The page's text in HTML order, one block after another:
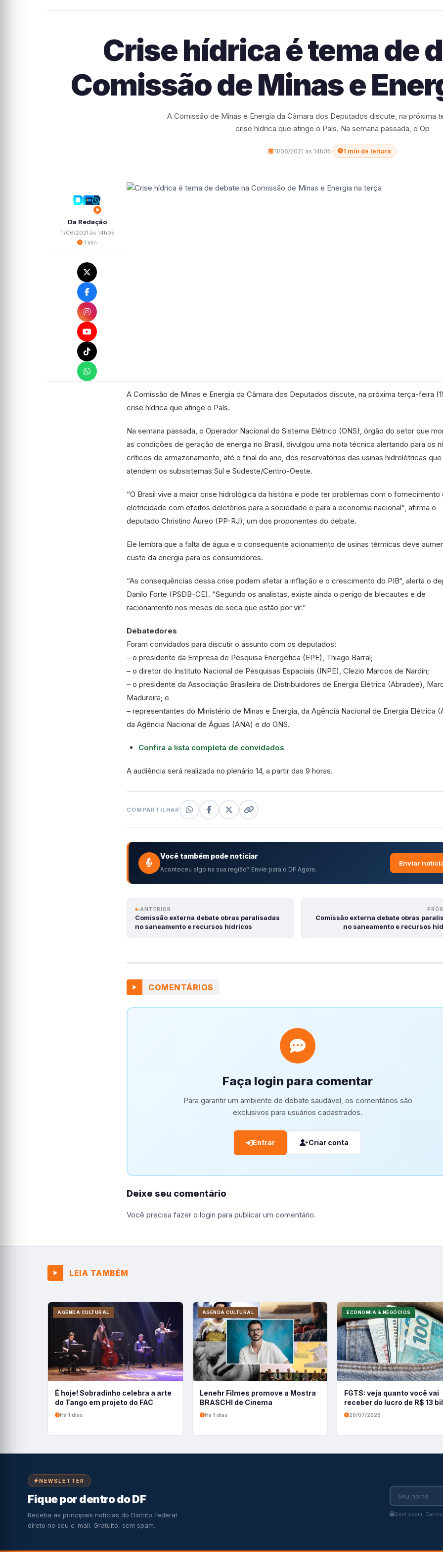
Crise hídrica é tema de
Comissão de Minas e
A Comissão de Minas e Energia da Câmara dos Deputados discute, na próxima
crise hídrica que atinge o País. Na semana passada, o Op
11/06/2021 às 14h05· 1 min de leitura
Da Redação
11/06/2021 às 14h05
1 min
A Comissão de Minas e Energia da Câmara dos Deputados discute, na próxima terça-feira
crise hídrica que atinge o País.
Na semana passada, o Operador Nacional do Sistema Elétrico (ONS), órgão do setor que
as condições de geração de energia no Brasil, divulgou uma nota técnica alertando para os
críticos de armazenamento, até o final do ano, dos reservatórios das usinas hidrelétricas que
atendem os subsistemas Sul e Sudeste/Centro-Oeste.
“O Brasil vive a maior crise hidrológica da história e pode ter problemas com o fornecimento
eletricidade com efeitos deletérios para a sociedade e para a economia nacional”, afirma o
deputado Christino Áureo (PP-RJ), um dos proponentes do debate.
Ele lembra que a falta de água e o consequente acionamento de usinas térmicas deve
custo da energia para os consumidores.
“As consequências dessa crise podem afetar a inflação e o crescimento do PIB“, alerta o
Danilo Forte (PSDB-CE). “Segundo os analistas, existe ainda o perigo de blecautes e de
racionamento nos meses de seca que estão por vir.”
Debatedores
Foram convidados para discutir o assunto com os deputados:
– o presidente da Empresa de Pesquisa Energética (EPE), Thiago Barral;
– o diretor do Instituto Nacional de Pesquisas Espaciais (INPE), Clezio Marcos de Nardin;
– o presidente da Associação Brasileira de Distribuidores de Energia Elétrica (Abradee),
Madureira; e
– representantes do Ministério de Minas e Energia, da Agência Nacional de Energia Elétrica
da Agência Nacional de Águas (ANA) e do ONS.
Confira a lista completa de convidados
A audiência será realizada no plenário 14, a partir das 9 horas.
COMPARTILHAR
Você também pode noticiar
Aconteceu algo na sua região? Envie para o DF Agora.
Enviar
ANTERIOR
Comissão externa debate obras paralisadas
no saneamento e recursos hídricos
Comissão externa debate obras
no saneamento e recursos
COMENTÁRIOS
Faça login para comentar
Para garantir um ambiente de debate saudável, os comentários são
exclusivos para usuários cadastrados.
Entrar Criar conta
Deixe seu comentário
Você precisa fazer o login para publicar um comentário.
LEIA TAMBÉM
AGENDA CULTURAL
É hoje! Sobradinho celebra a arte
do Tango em projeto do FAC
Há 1 dias
AGENDA CULTURAL
Lenehr Filmes promove a Mostra
BRASCHI de Cinema
Há 1 dias
ECONOMIA & NEGÓCIOS
FGTS: veja quanto você vai
receber do lucro de R$ 13
29/07/2026
NEWSLETTER
Fique por dentro do DF
Receba as principais notícias do Distrito Federal
direto no seu e-mail. Gratuito, sem spam.
Sem spam.